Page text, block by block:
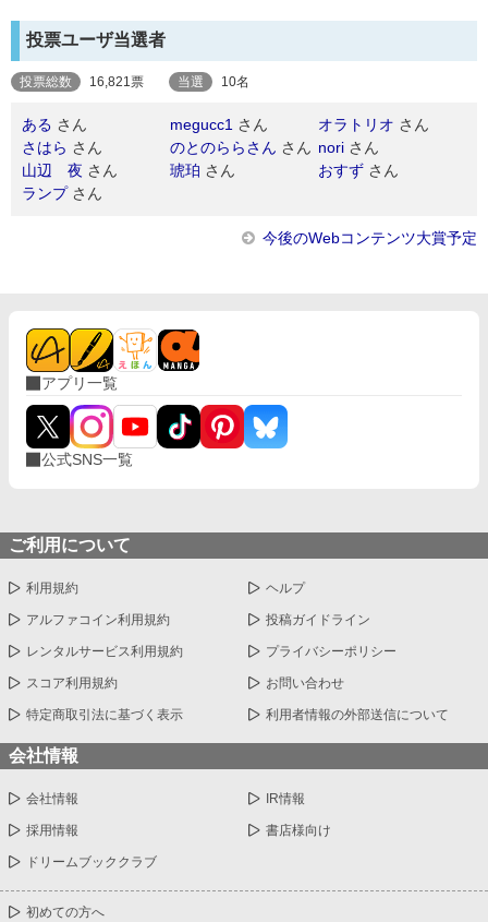
投票ユーザ当選者
投票総数 16,821票 当選 10名
ある さん megucc1 さん オラトリオ さん
さはら さん のとのららさん さん nori さん
山辺 夜 さん 琥珀 さん おすず さん
ランプ さん
今後のWebコンテンツ大賞予定
アプリ一覧
公式SNS一覧
ご利用について
利用規約 ヘルプ
アルファコイン利用規約 投稿ガイドライン
レンタルサービス利用規約 プライバシーポリシー
スコア利用規約 お問い合わせ
特定商取引法に基づく表示 利用者情報の外部送信について
会社情報
会社情報 IR情報
採用情報 書店様向け
ドリームブッククラブ
初めての方へ